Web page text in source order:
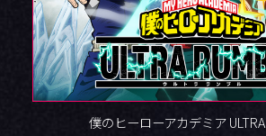
僕のヒーローアカデミア ULTRA